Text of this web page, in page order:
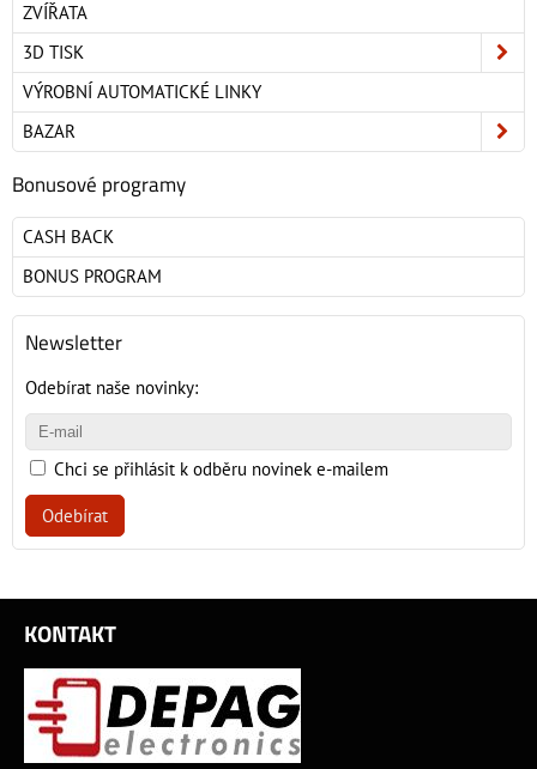
ZVÍŘATA
3D TISK
VÝROBNÍ AUTOMATICKÉ LINKY
BAZAR
Bonusové programy
CASH BACK
BONUS PROGRAM
Newsletter
Odebírat naše novinky:
Chci se přihlásit k odběru novinek e-mailem
Odebírat
KONTAKT